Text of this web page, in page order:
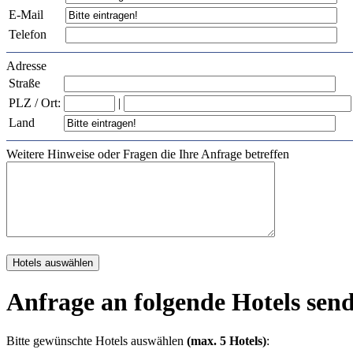
E-Mail
Telefon
Adresse
Straße
PLZ / Ort:
|
Land
Weitere Hinweise oder Fragen die Ihre Anfrage betreffen
Anfrage an folgende Hotels
Bitte gewünschte Hotels auswählen (max. 5 Hotels):